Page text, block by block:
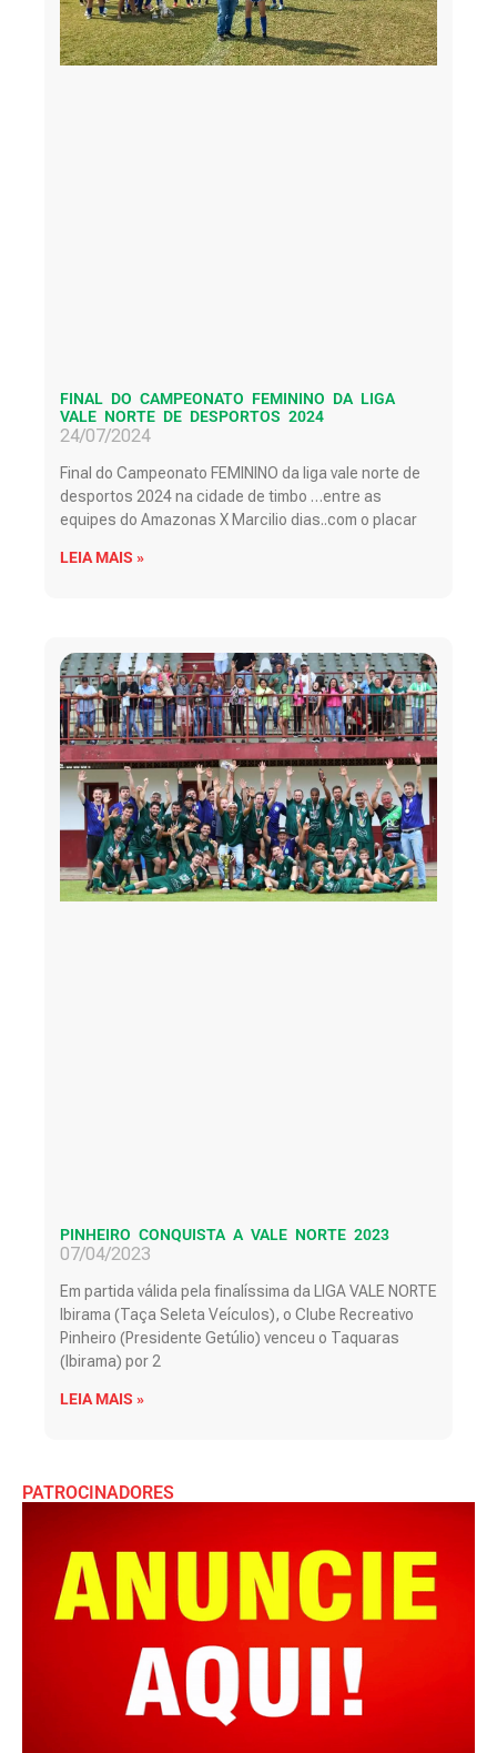
FINAL DO CAMPEONATO FEMININO DA LIGA
VALE NORTE DE DESPORTOS 2024
24/07/2024
Final do Campeonato FEMININO da liga vale norte de
desportos 2024 na cidade de timbo …entre as
equipes do Amazonas X Marcilio dias..com o placar
LEIA MAIS »
PINHEIRO CONQUISTA A VALE NORTE 2023
07/04/2023
Em partida válida pela finalíssima da LIGA VALE NORTE
Ibirama (Taça Seleta Veículos), o Clube Recreativo
Pinheiro (Presidente Getúlio) venceu o Taquaras
(Ibirama) por 2
LEIA MAIS »
PATROCINADORES